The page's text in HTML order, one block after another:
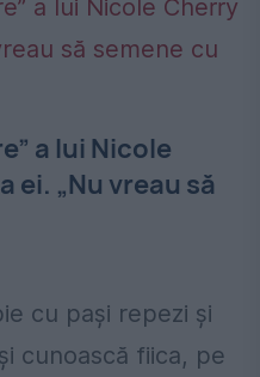
a lui Nicole
ei. „Nu vreau să
cu pași repezi și
cunoască fiica, pe